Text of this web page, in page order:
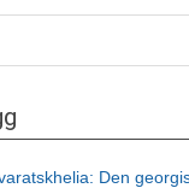
Den